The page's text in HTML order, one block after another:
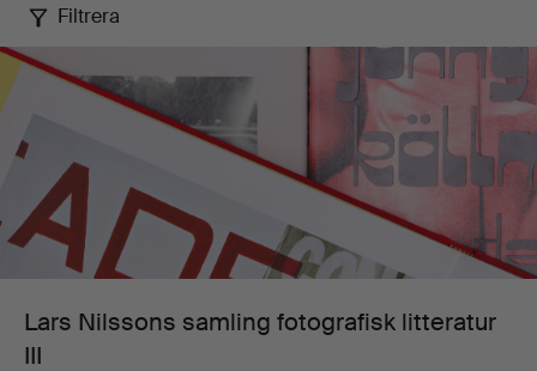
Lars
Nilssons
samling
fotografisk
litteratur
III
Filtrera
Lars Nilssons samling fotografisk litteratur
III